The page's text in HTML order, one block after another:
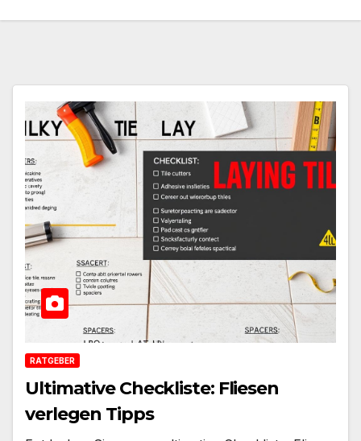
RATGEBER
Ultimative Checkliste: Fliesen
verlegen Tipps